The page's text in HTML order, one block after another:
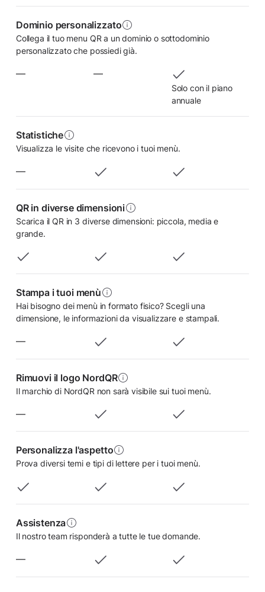
Dominio personalizzato
Collega il tuo menu QR a un dominio o sottodominio
personalizzato che possiedi già.
— —
Solo con il piano
annuale
Statistiche
Visualizza le visite che ricevono i tuoi menù.
—
QR in diverse dimensioni
Scarica il QR in 3 diverse dimensioni: piccola, media e
grande.
Stampa i tuoi menù
Hai bisogno dei menù in formato fisico? Scegli una
dimensione, le informazioni da visualizzare e stampali.
—
Rimuovi il logo NordQR
Il marchio di NordQR non sarà visibile sui tuoi menù.
—
Personalizza l'aspetto
Prova diversi temi e tipi di lettere per i tuoi menù.
Assistenza
Il nostro team risponderà a tutte le tue domande.
—